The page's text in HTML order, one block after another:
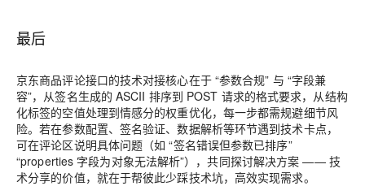
最后
京东商品评论接口的技术对接核心在于 “参数合规” 与 “字段兼
容”，从签名生成的 ASCII 排序到 POST 请求的格式要求，从结构
化标签的空值处理到情感分的权重优化，每一步都需规避细节风
险。若在参数配置、签名验证、数据解析等环节遇到技术卡点，
可在评论区说明具体问题（如 “签名错误但参数已排序”
“properties 字段为对象无法解析”），共同探讨解决方案 —— 技
术分享的价值，就在于帮彼此少踩技术坑，高效实现需求。